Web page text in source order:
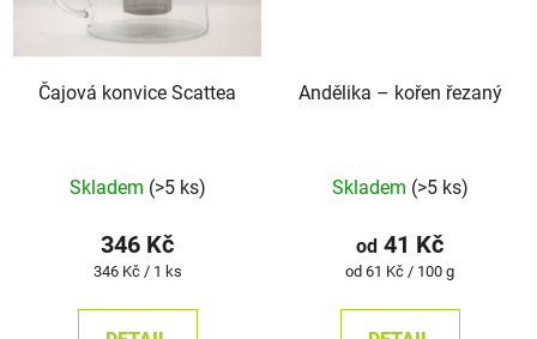
Čajová konvice Scattea
hodnocení
produktu
je
z
Skladem (>5 ks)
346 Kč
Měrná
346 Kč / 1 ks
Andělika – kořen řezaný
hodnocení
produktu
je
z
Skladem (>5 ks)
od 41 Kč
Měrná
od 61 Kč / 100 g